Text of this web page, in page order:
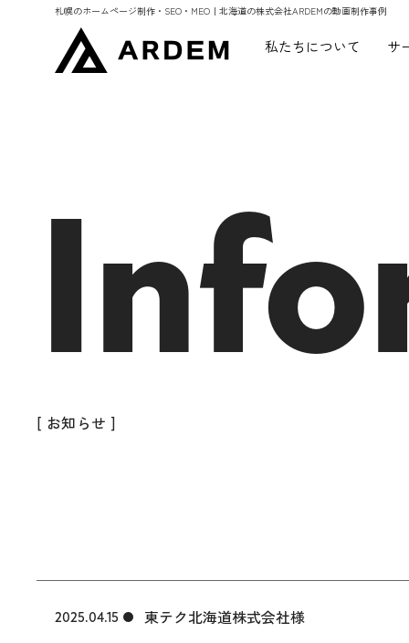
札幌のホームページ制作・SEO・MEO｜北海道の株式会社ARDEMの動画制作事例
私たちについて サ
[ お知らせ ]
2025.04.15 東テク北海道株式会社様